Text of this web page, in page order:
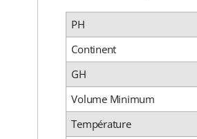
PH
Continent
GH
Volume Minimum
Température